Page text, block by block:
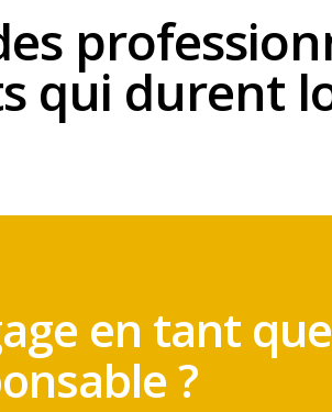
qui durent
en tant
?